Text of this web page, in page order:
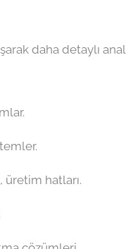
daha detaylı
üretim hatları.